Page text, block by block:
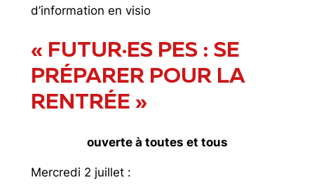
d’information en visio
« FUTUR·ES PES : SE
PRÉPARER POUR LA
RENTRÉE »
ouverte à toutes et tous
Mercredi 2 juillet :